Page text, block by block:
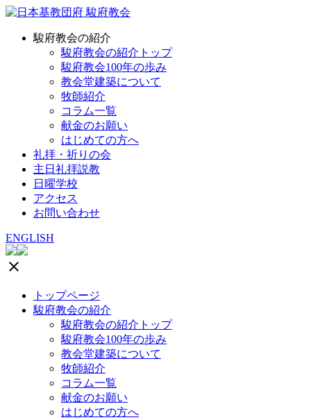
駿府教会の紹介
駿府教会の紹介トップ
駿府教会100年の歩み
教会堂建築について
牧師紹介
コラム一覧
献金のお願い
はじめての方へ
礼拝・祈りの会
主日礼拝説教
日曜学校
アクセス
お問い合わせ
ENGLISH
clear
トップページ
駿府教会の紹介
駿府教会の紹介トップ
駿府教会100年の歩み
教会堂建築について
牧師紹介
コラム一覧
献金のお願い
はじめての方へ